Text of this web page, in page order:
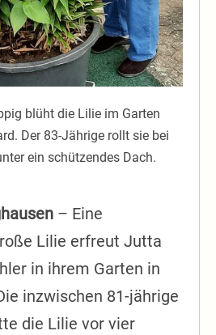
blüht die Lilie im Garten
Der 83-Jährige rollt sie bei
ein schützendes Dach.
– Eine
Lilie erfreut Jutta
in ihrem Garten in
inzwischen 81-jährige
die Lilie vor vier